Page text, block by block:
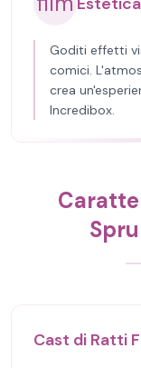
Goditi effetti
comici.
crea
Incredibox.
Cast di Ratti